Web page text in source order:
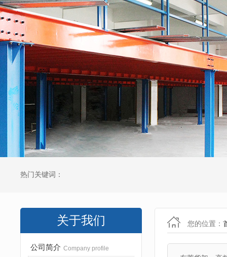
热门关键词：
关于我们
公司简介 Company profile
您的位置：